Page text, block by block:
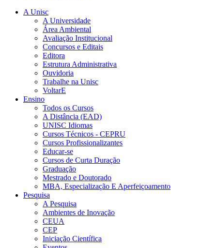
A Unisc
A Universidade
Área Ambiental
Avaliação Institucional
Concursos e Editais
Editora
Estrutura Administrativa
Ouvidoria
Trabalhe na Unisc
VoltarE
Ensino
Todos os Cursos
A Distância (EAD)
UNISC Idiomas
Cursos Técnicos - CEPRU
Cursos Profissionalizantes
Educar-se
Cursos de Curta Duração
Graduação
Mestrado e Doutorado
MBA, Especialização E Aperfeiçoamento
Pesquisa
A Pesquisa
Ambientes de Inovação
CEUA
CEP
Iniciação Científica